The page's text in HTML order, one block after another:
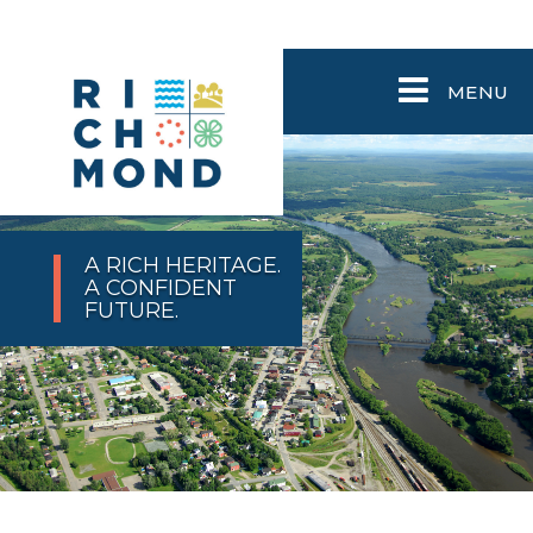
MENU
A RICH HERITAGE.
A CONFIDENT
FUTURE.